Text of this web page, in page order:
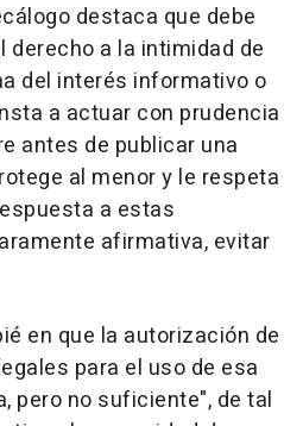
destaca que debe
derecho a la intimidad de
del interés informativo o
a actuar con prudencia
antes de publicar una
al menor y le respeta
a estas
afirmativa, evitar
en que la autorización de
para el uso de esa
pero no suficiente", de tal